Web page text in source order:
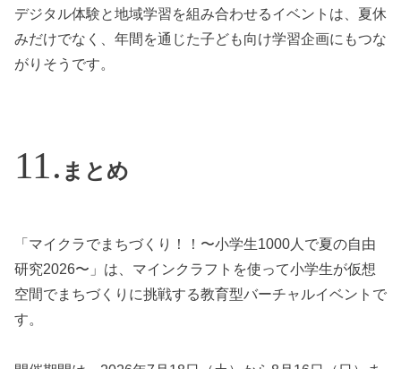
デジタル体験と地域学習を組み合わせるイベントは、夏休
みだけでなく、年間を通じた子ども向け学習企画にもつな
がりそうです。
まとめ
「マイクラでまちづくり！！〜小学生1000人で夏の自由
研究2026〜」は、マインクラフトを使って小学生が仮想
空間でまちづくりに挑戦する教育型バーチャルイベントで
す。